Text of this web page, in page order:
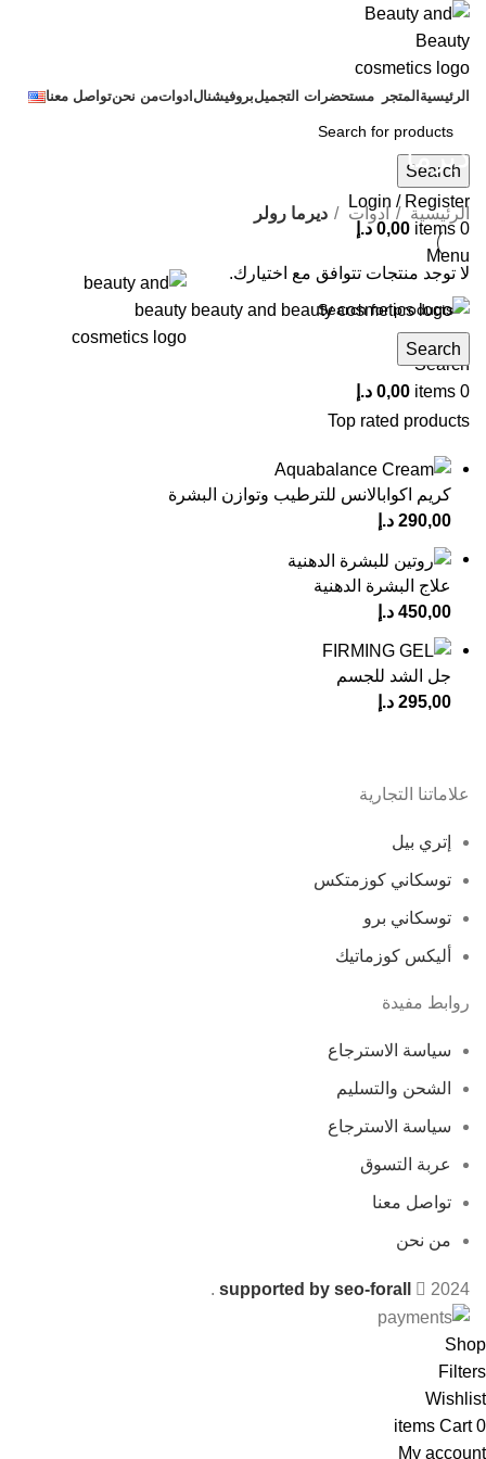
الرئيسية المتجر مستحضرات التجميلبروفيشنال ادواتمن نحنتواصل معنا
Search
Login / Register
0
items
0,00 د.إ
Menu
Search
0
items
0,00 د.إ
ديرما رولر
Top rated products
كريم اكوابالانس للترطيب وتوازن البشرة
290,00 د.إ
علاج البشرة الدهنية
450,00 د.إ
جل الشد للجسم
295,00 د.إ
الرئيسية ادوات ديرما رولر
لا توجد منتجات تتوافق مع اختيارك.
Search
علاماتنا التجارية
إتري بيل
توسكاني كوزمتكس
توسكاني برو
أليكس كوزماتيك
روابط مفيدة
سياسة الاسترجاع
الشحن والتسليم
سياسة الاسترجاع
عربة التسوق
تواصل معنا
من نحن
supported by seo-forall 2024
.
Shop
Filters
Wishlist
0
items Cart
My account